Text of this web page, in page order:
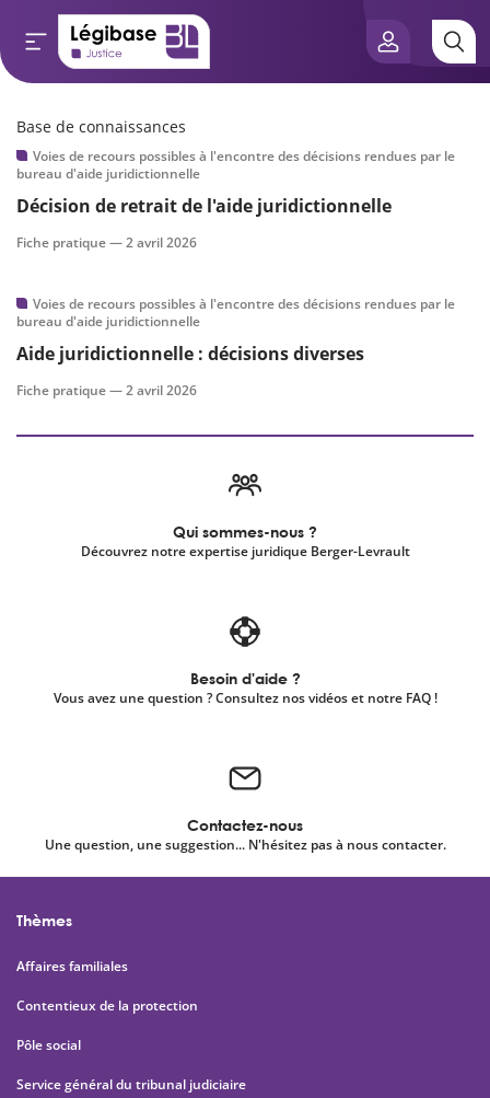
connaissances
Base de connaissances
Voies de recours possibles à l'encontre des décisions rendues par le
bureau d'aide juridictionnelle
Décision de retrait de l'aide juridictionnelle
Fiche pratique —2 avril 2026
Voies de recours possibles à l'encontre des décisions rendues par le
bureau d'aide juridictionnelle
Aide juridictionnelle : décisions diverses
Fiche pratique —2 avril 2026
Qui sommes-nous ?
Découvrez notre expertise juridique Berger-Levrault
Besoin d'aide ?
Vous avez une question ? Consultez nos vidéos et notre FAQ !
Contactez-nous
Une question, une suggestion... N'hésitez pas à nous contacter.
Thèmes
Affaires familiales
Contentieux de la protection
Pôle social
Service général du tribunal judiciaire